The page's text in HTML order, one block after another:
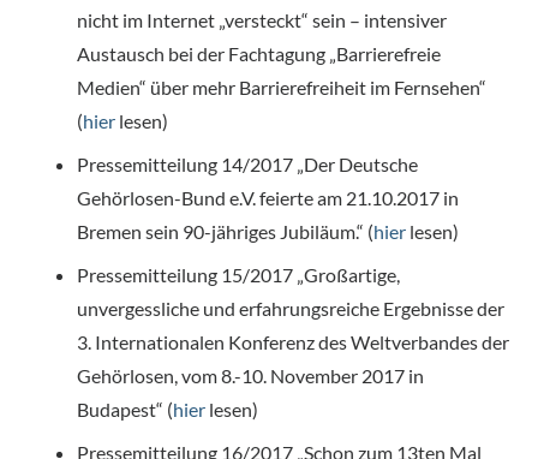
nicht im Internet „versteckt“ sein – intensiver
Austausch bei der Fachtagung „Barrierefreie
Medien“ über mehr Barrierefreiheit im Fernsehen“
(hier lesen)
Pressemitteilung 14/2017 „Der Deutsche
Gehörlosen-Bund e.V. feierte am 21.10.2017 in
Bremen sein 90-jähriges Jubiläum.“ (hier lesen)
Pressemitteilung 15/2017 „Großartige,
unvergessliche und erfahrungsreiche Ergebnisse der
3. Internationalen Konferenz des Weltverbandes der
Gehörlosen, vom 8.-10. November 2017 in
Budapest“ (hier lesen)
Pressemitteilung 16/2017 „Schon zum 13ten Mal